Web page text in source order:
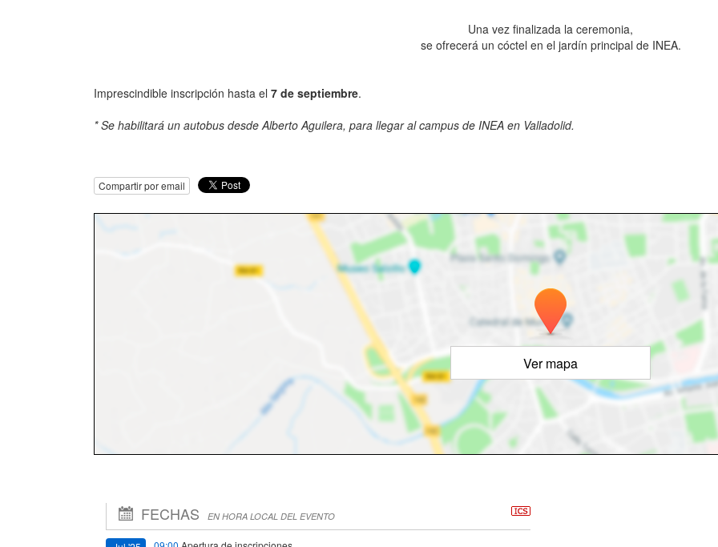
Una vez finalizada la ceremonia,
se ofrecerá un cóctel en el jardín principal de INEA.
Imprescindible inscripción hasta el 7 de septiembre.
* Se habilitará un autobus desde Alberto Aguilera, para llegar al campus de INEA en Valladolid.
Compartir por email
Ver mapa
FECHAS EN HORA LOCAL DEL EVENTO